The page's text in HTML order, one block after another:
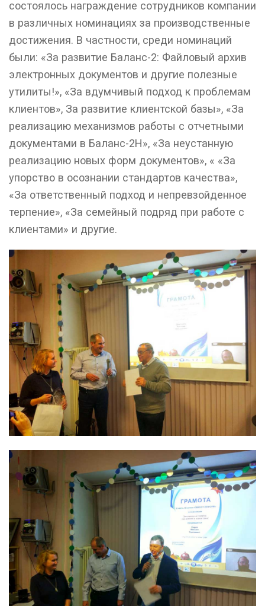
состоялось награждение сотрудников компании
в различных номинациях за производственные
достижения. В частности, среди номинаций
были: «За развитие Баланс-2: Файловый архив
электронных документов и другие полезные
утилиты!», «За вдумчивый подход к проблемам
клиентов», За развитие клиентской базы», «За
реализацию механизмов работы с отчетными
документами в Баланс-2Н», «За неустанную
реализацию новых форм документов», « «За
упорство в осознании стандартов качества»,
«За ответственный подход и непревзойденное
терпение», «За семейный подряд при работе с
клиентами» и другие.